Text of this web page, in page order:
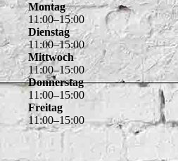
Montag
11:00–15:00
Dienstag
11 :00–15:00
Mittwoch
11:00–15:00
Donnerstag
11 :00–15:00
Freitag
11:00–15:00